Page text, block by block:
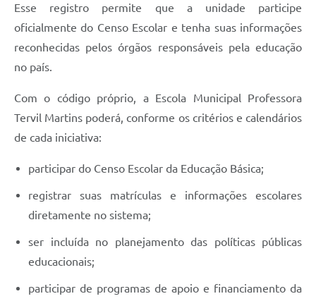
Esse registro permite que a unidade participe
oficialmente do Censo Escolar e tenha suas informações
reconhecidas pelos órgãos responsáveis pela educação
no país.
Com o código próprio, a Escola Municipal Professora
Tervil Martins poderá, conforme os critérios e calendários
de cada iniciativa:
participar do Censo Escolar da Educação Básica;
registrar suas matrículas e informações escolares
diretamente no sistema;
ser incluída no planejamento das políticas públicas
educacionais;
participar de programas de apoio e financiamento da